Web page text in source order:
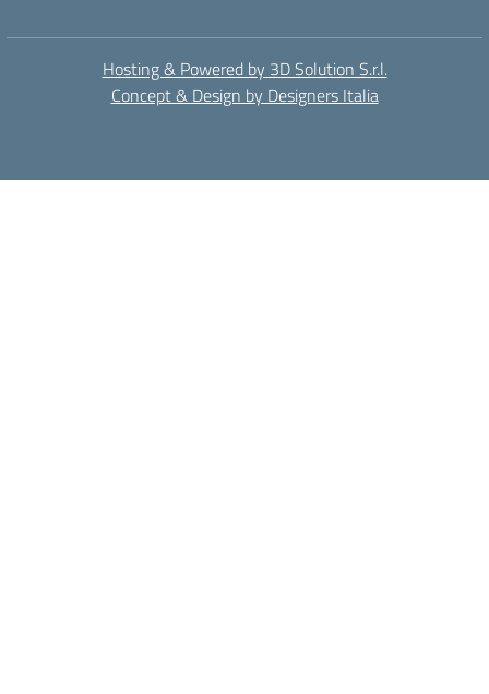
Hosting & Powered by 3D Solution S.r.l.
Concept & Design by Designers Italia